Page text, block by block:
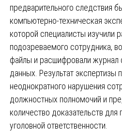
предварительного следствия
компьютерно-техническая
которой специалисты изучили
подозреваемого сотрудника,
файлы и расшифровали журнал
данных. Результат экспертизы
неоднократного нарушения
должностных полномочий и
количество доказательств для
уголовной ответственности.